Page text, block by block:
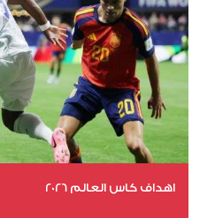
اهداف كاس العالم 2026